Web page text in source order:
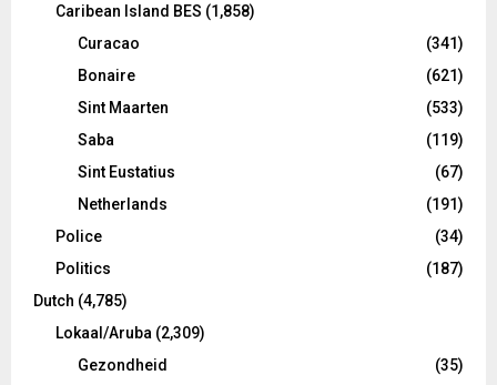
Caribean Island BES (1,858)
Curacao
(341)
Bonaire
(621)
Sint Maarten
(533)
Saba
(119)
Sint Eustatius
(67)
Netherlands
(191)
Police
(34)
Politics
(187)
Dutch (4,785)
Lokaal/Aruba (2,309)
Gezondheid
(35)